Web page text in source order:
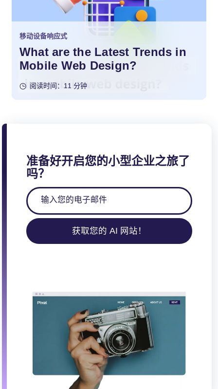
移动设备响应式
What are the Latest Trends in
Mobile Web Design?
阅读时间：11 分钟
准备好开启您的小型企业之旅了
吗？
获取您的 AI 网站！